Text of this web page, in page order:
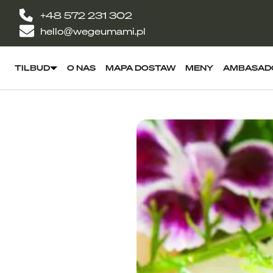
+48 572 231 302
hello@wegeumami.pl
TILBUD O NAS MAPA DOSTAW MENY